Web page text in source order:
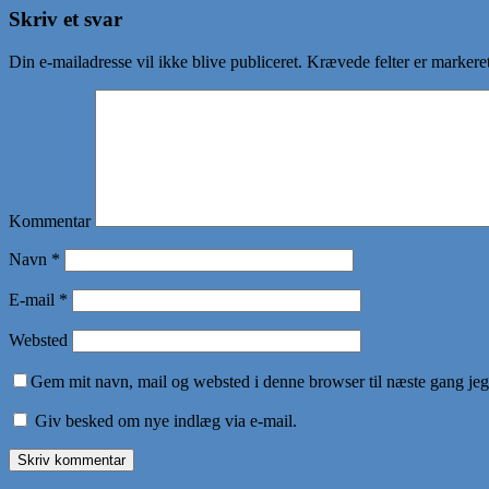
Skriv et svar
Din e-mailadresse vil ikke blive publiceret. Krævede felter er
Kommentar
Navn *
E-mail *
Websted
Gem mit navn, mail og websted i denne browser til næste gang
Giv besked om nye indlæg via e-mail.